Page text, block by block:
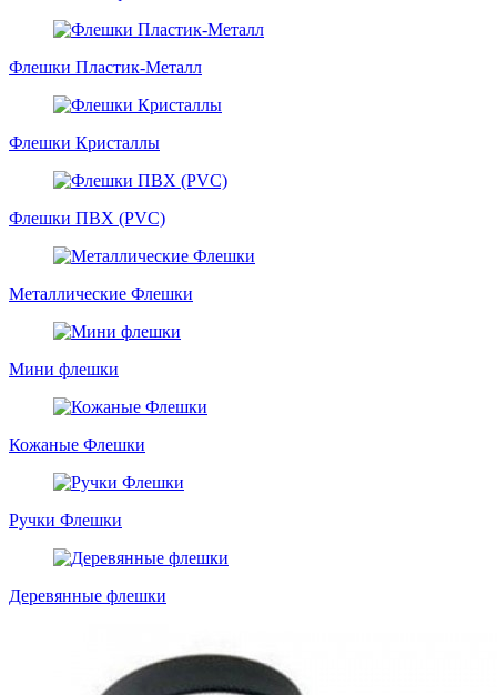
Флешки Пластик-Металл
Флешки Кристаллы
Флешки ПВХ (PVC)
Металлические Флешки
Мини флешки
Кожаные Флешки
Ручки Флешки
Деревянные флешки